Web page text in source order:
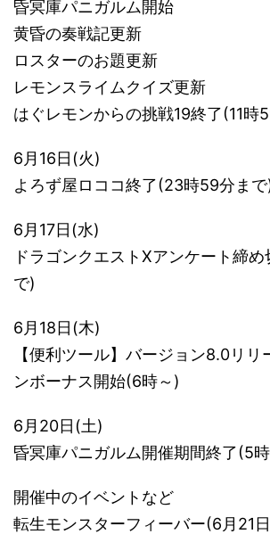
昏冥庫パニガルム開始
黄昏の奏戦記更新
ロスターのお題更新
レモンスライムクイズ更新
はぐレモンからの挑戦19終了(11時
6月16日(火)
よろず屋ロココ終了(23時59分まで
6月17日(水)
ドラゴンクエストXアンケート締め
で)
6月18日(木)
【便利ツール】バージョン8.0リリ
ンボーナス開始(6時～)
6月20日(土)
昏冥庫パニガルム開催期間終了(5
開催中のイベントなど
転生モンスターフィーバー(6月21